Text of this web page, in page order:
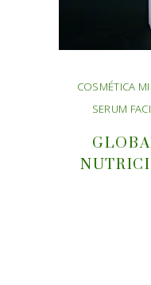
COSMÉTICA
SERUM